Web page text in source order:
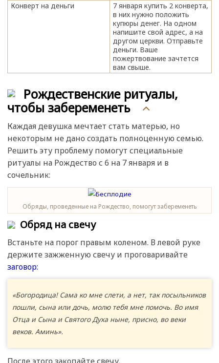
Конверт на деньги
7 января купить 2 конверта,
в них нужно положить
купюры денег. На одном
напишите свой адрес, а на
другом церкви. Отправьте
деньги. Ваше
пожертвование зачтется
вам свыше.
Рождественские ритуалы,
чтобы забеременеть
Каждая девушка мечтает стать матерью, но
некоторым не дано создать полноценную семью.
Решить эту проблему помогут специальные
ритуалы на Рождество с 6 на 7 января и в
сочельник:
Обряды, проведенные на Рождество, помогут забеременеть
Обряд на свечу
Встаньте на порог правым коленом. В левой руке
держите зажженную свечу и проговаривайте
заговор:
«Богородица! Сама ко мне слети, а нет, так посыльников
пошли, сына или дочь, молю тебя мне помочь. Во имя
Отца и Сына и Святого Духа ныне, присно, во веки
веков. Аминь».